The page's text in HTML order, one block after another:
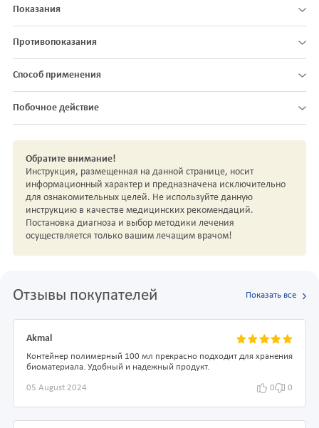
Показания
Противопоказания
Способ применения
Побочное действие
Обратите внимание!
Инструкция, размещенная на данной странице, носит
информационный характер и предназначена исключительно
для ознакомительных целей. Не используйте данную
инструкцию в качестве медицинских рекомендаций.
Постановка диагноза и выбор методики лечения
осуществляется только вашим лечащим врачом!
Отзывы покупателей Показать все
Akmal
Контейнер полимерный 100 мл прекрасно подходит для хранения
биоматериала. Удобный и надежный продукт.
05 August 2024 0 0